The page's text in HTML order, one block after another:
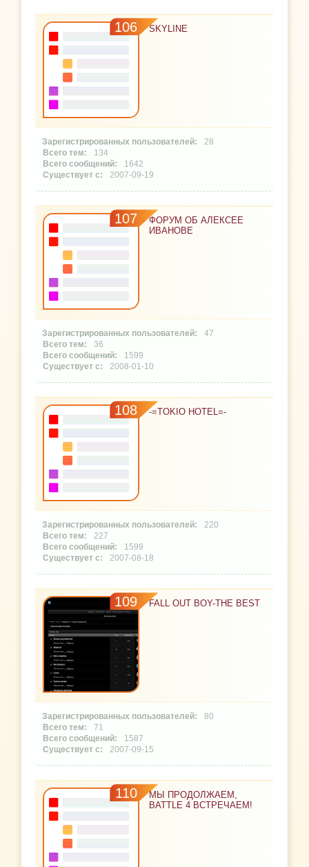
106 SKYLINE
28
134
1642
2007-09-19
107
ФОРУМ ОБ АЛЕКСЕЕ
ИВАНОВЕ
47
36
1599
2008-01-10
108 -=TOKIO HOTEL=-
220
227
1599
2007-08-18
109 FALL OUT BOY-THE BEST
80
71
1587
2007-09-15
110
МЫ ПРОДОЛЖАЕМ,
BATTLE 4 ВСТРЕЧАЕМ!